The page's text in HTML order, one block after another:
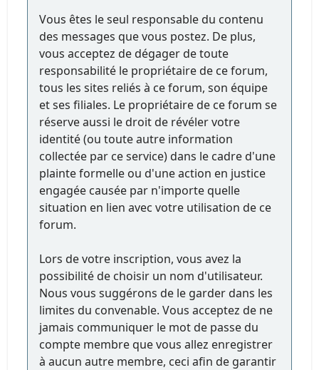
Vous êtes le seul responsable du contenu
des messages que vous postez. De plus,
vous acceptez de dégager de toute
responsabilité le propriétaire de ce forum,
tous les sites reliés à ce forum, son équipe
et ses filiales. Le propriétaire de ce forum se
réserve aussi le droit de révéler votre
identité (ou toute autre information
collectée par ce service) dans le cadre d'une
plainte formelle ou d'une action en justice
engagée causée par n'importe quelle
situation en lien avec votre utilisation de ce
forum.
Lors de votre inscription, vous avez la
possibilité de choisir un nom d'utilisateur.
Nous vous suggérons de le garder dans les
limites du convenable. Vous acceptez de ne
jamais communiquer le mot de passe du
compte membre que vous allez enregistrer
à aucun autre membre, ceci afin de garantir